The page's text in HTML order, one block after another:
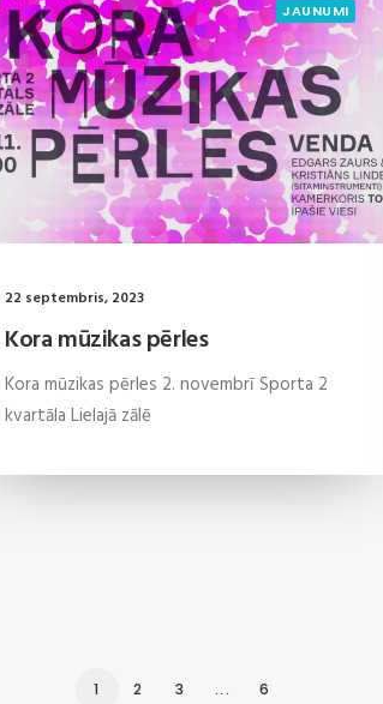
JAUNUMI
22 septembris, 2023
Kora mūzikas pērles
Kora mūzikas pērles 2. novembrī Sporta 2
kvartāla Lielajā zālē
1 2 3 ... 6